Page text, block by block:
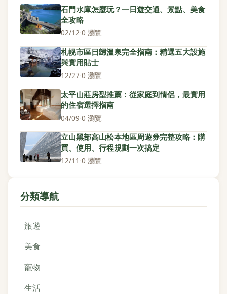
石門水庫怎麼玩？一日遊交通、景點、美食
全攻略
02/12·0 瀏覽
札幌市區日歸溫泉完全指南：精選五大設施
與實用貼士
12/27·0 瀏覽
太平山莊房型推薦：從家庭到情侶，最實用
的住宿選擇指南
04/09·0 瀏覽
立山黑部高山松本地區周遊券完整攻略：購
買、使用、行程規劃一次搞定
12/11 ·0 瀏覽
分類導航
旅遊
美食
寵物
生活